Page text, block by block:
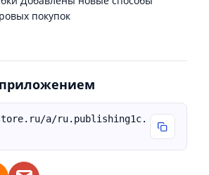
покупок
a/ru.publishing1c.